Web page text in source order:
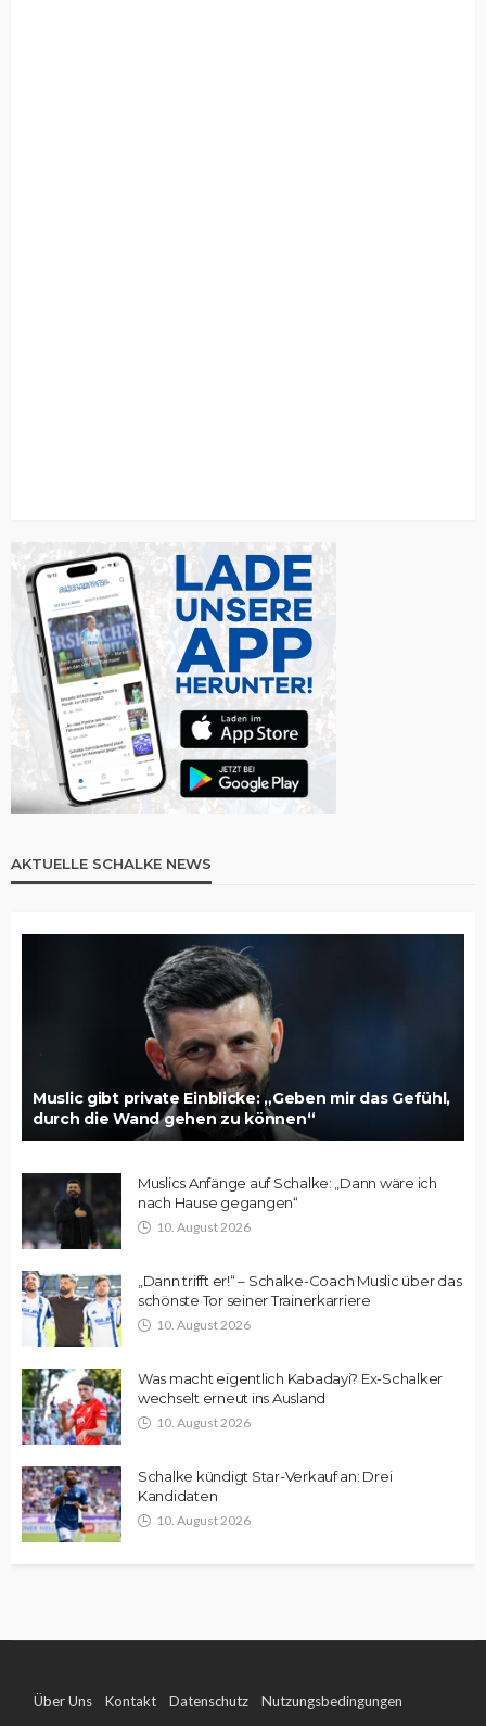
AKTUELLE SCHALKE NEWS
Muslic gibt private Einblicke: „Geben mir das Gefühl,
durch die Wand gehen zu können“
Muslics Anfänge auf Schalke: „Dann wäre ich
nach Hause gegangen“
10. August 2026
„Dann trifft er!“ – Schalke-Coach Muslic über das
schönste Tor seiner Trainerkarriere
10. August 2026
Was macht eigentlich Kabadayi? Ex-Schalker
wechselt erneut ins Ausland
10. August 2026
Schalke kündigt Star-Verkauf an: Drei
Kandidaten
10. August 2026
Über Uns Kontakt Datenschutz Nutzungsbedingungen